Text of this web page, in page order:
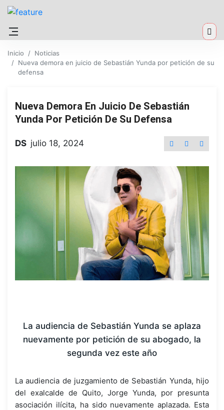
Inicio
Noticias
Nueva demora en juicio de Sebastián Yunda por petición de su
defensa
Nueva Demora En Juicio De Sebastián
Yunda Por Petición De Su Defensa
DS julio 18, 2024
La audiencia de Sebastián Yunda se aplaza
nuevamente por petición de su abogado, la
segunda vez este año
La audiencia de juzgamiento de Sebastián Yunda, hijo
del exalcalde de Quito, Jorge Yunda, por presunta
asociación ilícita, ha sido nuevamente aplazada. Esta